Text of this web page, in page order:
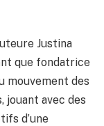
Justina
que fondatrice
mouvement des
jouant avec des
d’une